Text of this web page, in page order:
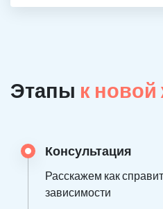
Этапы к новой
Консультация
Расскажем как
зависимости